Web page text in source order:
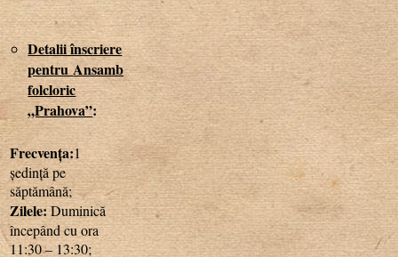
Detalii înscriere
pentruAnsamblul
folcloric
„Prahova”:
Frecvența:1
ședință pe
săptămână;
Zilele:Duminică
începând cu ora
11:30 – 13:30;